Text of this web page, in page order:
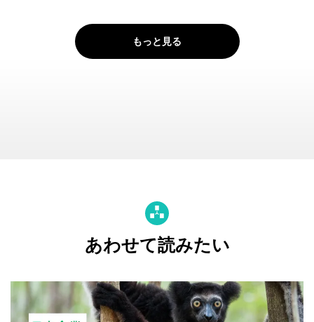
もっと見る
あわせて読みたい